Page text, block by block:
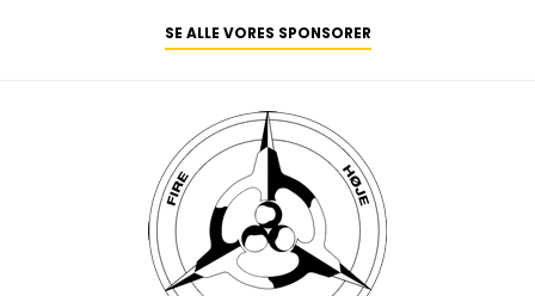
SE ALLE VORES SPONSORER